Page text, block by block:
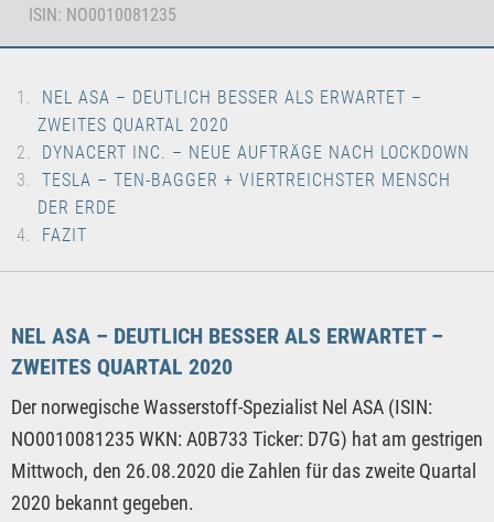
ISIN: NO0010081235
NEL ASA – DEUTLICH BESSER ALS ERWARTET –
ZWEITES QUARTAL 2020
DYNACERT INC. – NEUE AUFTRÄGE NACH LOCKDOWN
TESLA – TEN-BAGGER + VIERTREICHSTER MENSCH
DER ERDE
FAZIT
NEL ASA – DEUTLICH BESSER ALS ERWARTET –
ZWEITES QUARTAL 2020
Der norwegische Wasserstoff-Spezialist Nel ASA (ISIN:
NO0010081235 WKN: A0B733 Ticker: D7G) hat am gestrigen
Mittwoch, den 26.08.2020 die Zahlen für das zweite Quartal
2020 bekannt gegeben.